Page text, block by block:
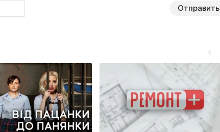
Отправить